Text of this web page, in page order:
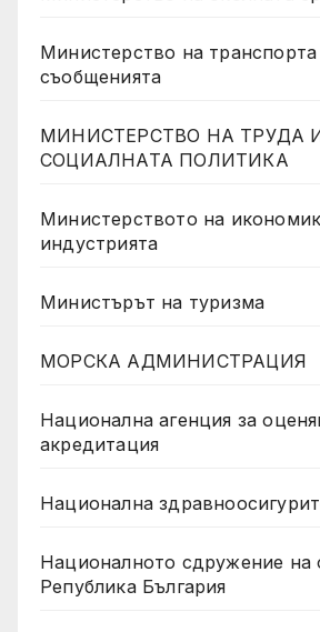
Министерство на
съобщенията
МИНИСТЕРСТВО НА ТРУДА
СОЦИАЛНАТА ПОЛИТИКА
Министерството на
индустрията
Министърът на туризма
МОРСКА АДМИНИСТРАЦИЯ
Национална агенция за
акредитация
Национална
Националното сдружение на
Република България